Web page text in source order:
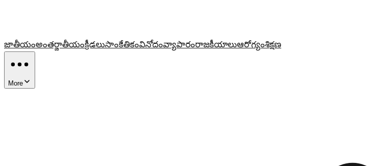
జాతీయంఅంతర్జాతీయంక్రీడలుసాంకేతికంవినోదంవ్యాపారంరాజకీయాలుఆరోగ్యంశిక్షణ
More